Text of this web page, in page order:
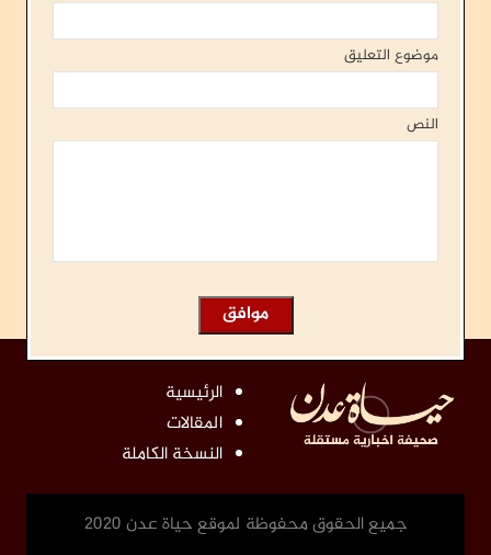
موضوع التعليق
النص
الرئيسية
المقالات
النسخة الكاملة
جميع الحقوق محفوظة لموقع حياة عدن 2020